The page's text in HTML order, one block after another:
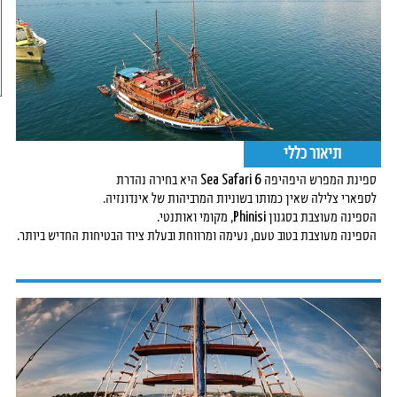
תיאור כללי
ספינת המפרש היפהיפה Sea Safari 6 היא בחירה נהדרת
לספארי צלילה שאין כמותו בשוניות המרביהות של אינדונזיה.
הספינה מעוצבת בסגנון Phinisi, מקומי ואותנטי.
הספינה מעוצבת בטוב טעם, נעימה ומרווחת ובעלת ציוד הבטיחות החדיש ביותר.